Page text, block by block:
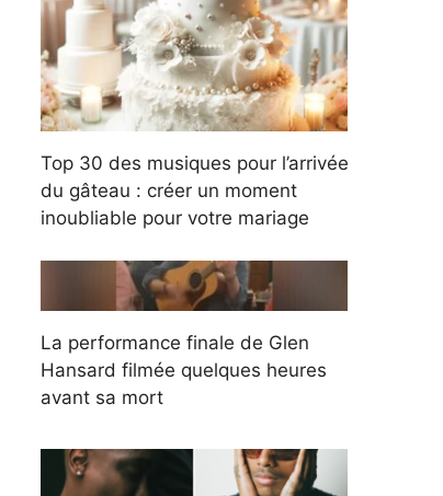
Top 30 des musiques pour l’arrivée
du gâteau : créer un moment
inoubliable pour votre mariage
La performance finale de Glen
Hansard filmée quelques heures
avant sa mort